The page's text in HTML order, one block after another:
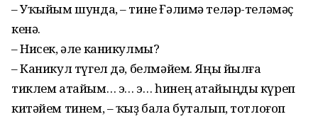
– Уҡыйым шунда, – тине Ғәлимә теләр-теләмәҫ
кенә.
– Нисек, әле каникулмы?
– Каникул түгел дә, белмәйем. Яңы йылға
тиклем атайым… э… э… һинең атайыңды күреп
китәйем тинем, – ҡыҙ бала буталып, тотлоғоп